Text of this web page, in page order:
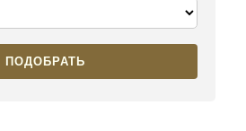
ПОДОБРАТЬ